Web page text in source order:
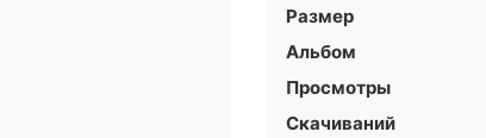
Размер
Альбом
Просмотры
Скачиваний